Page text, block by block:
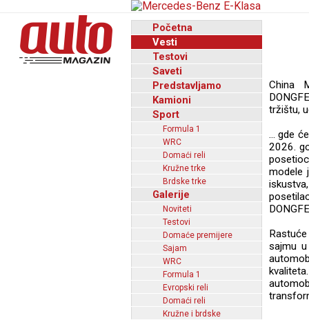
Početna
Vesti
Testovi
Saveti
Predstavljamo
Kamioni
Sport
Formula 1
WRC
Domaći reli
Kružne trke
Brdske trke
Galerije
Noviteti
Testovi
Domaće premijere
Sajam
WRC
Formula 1
Evropski reli
Domaći reli
Kružne i brdske
China
tržištu,
... gde
2026.
modele
sajmu